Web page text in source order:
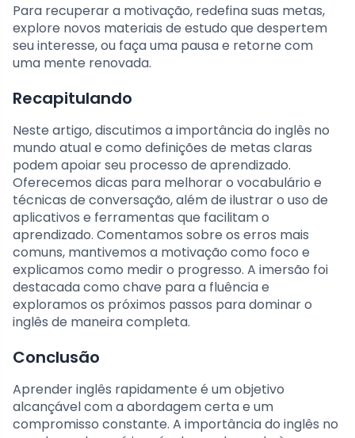
Para recuperar a motivação, redefina suas metas,
explore novos materiais de estudo que despertem
seu interesse, ou faça uma pausa e retorne com
uma mente renovada.
Recapitulando
Neste artigo, discutimos a importância do inglês no
mundo atual e como definições de metas claras
podem apoiar seu processo de aprendizado.
Oferecemos dicas para melhorar o vocabulário e
técnicas de conversação, além de ilustrar o uso de
aplicativos e ferramentas que facilitam o
aprendizado. Comentamos sobre os erros mais
comuns, mantivemos a motivação como foco e
explicamos como medir o progresso. A imersão foi
destacada como chave para a fluência e
exploramos os próximos passos para dominar o
inglês de maneira completa.
Conclusão
Aprender inglês rapidamente é um objetivo
alcançável com a abordagem certa e um
compromisso constante. A importância do inglês no